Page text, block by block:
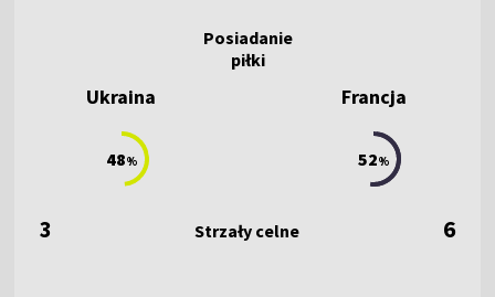
48%
Ukraina Francja
52%
3 6